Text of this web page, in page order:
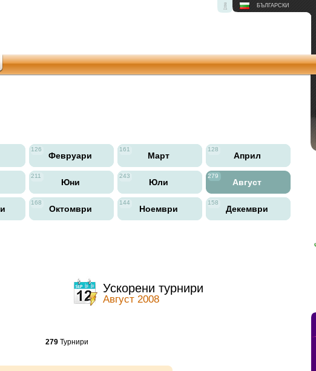
БЪЛГАРСКИ
126
Февруари
161
Март
128
Април
211
Юни
243
Юли
279
Август
168
Октомври
144
Ноември
158
Декември
Ускорени турнири
Август 2008
279Турнири